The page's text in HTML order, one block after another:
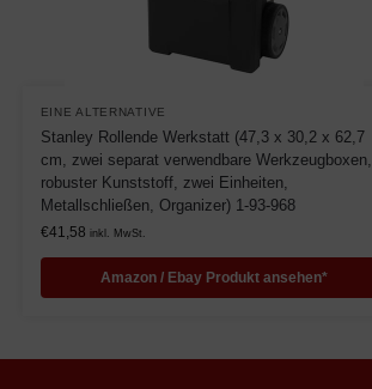
EINE ALTERNATIVE
Stanley Rollende Werkstatt (47,3 x 30,2 x 62,7
cm, zwei separat verwendbare Werkzeugboxen,
robuster Kunststoff, zwei Einheiten,
Metallschließen, Organizer) 1-93-968
€41,58 inkl. MwSt.
Amazon / Ebay Produkt ansehen*